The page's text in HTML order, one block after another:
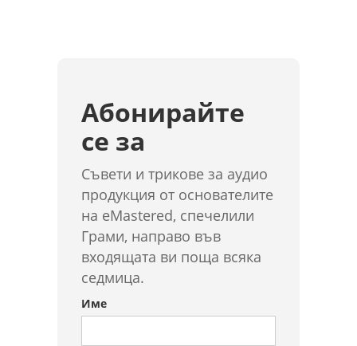
Абонирайте
се за
Съвети и трикове за аудио
продукция от основателите
на eMastered, спечелили
Грами, направо във
входящата ви поща всяка
седмица.
Име